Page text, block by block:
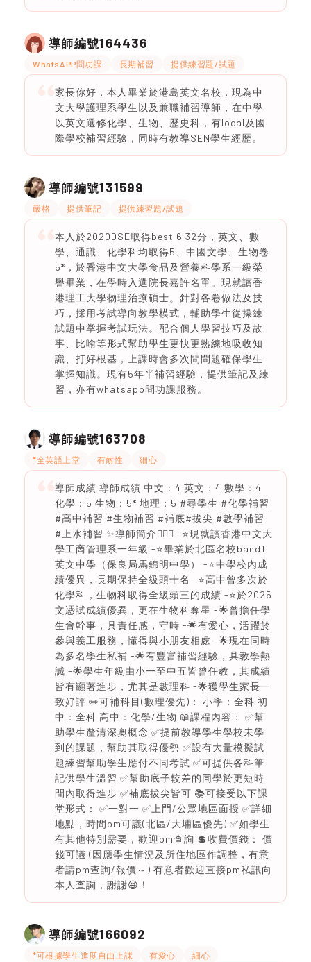
導師編號164436
WhatsAPP問功課 長期補習 提供練習題/試題
家長你好，本人畢業於港島英文名校，現為中
文大學護理系學生以及兼職補習導師，在中學
以英文選修化學、生物、歷史科，有local及國
際學校補習經驗，同時有教導SEN學生經歷。
導師編號131599
嚴格 提供筆記 提供練習題/試題
本人於2020DSE取得best 6 32分，英文、數
學、通識、化學科均取得5、中國文學、生物卷
5*，於香港中文大學食品及營養科學系一級榮
譽畢業，在學時入選院長嘉許名單。現就讀香
港理工大學物理治療碩士。針對各卷做法及技
巧，採用考試導向教學模式，輔助學生從操練
試題中掌握考試玩法。配合個人學習技巧及故
事、比喻等形式幫助學生更快更熟練地吸收知
識、打好根基，上課時會多次問問題確保學生
掌握知識。現有5年半補習經驗，提供筆記及練
習，亦有whatsapp問功課服務。
導師編號163708
*全英語上堂 有耐性 細心
導師成績 導師成績 中文：4 英文：4 數學：4
化學：5 生物：5* 地理：5 #尋學生 #化學補習
#高中補習 #生物補習 #補底#拔尖 #數學補習
#上水補習 ✨導師簡介🙋🏻‍♂️ -⭐現就讀香港中文大
學工啇管理系一年級 -⭐畢業於北區名校band1
英文中學（保良局馬錦明中學） -⭐中學校內成
績優異，長期保持全級頭十名 -⭐高中曾多次於
化學科，生物科取得全級頭三的成績 -⭐於2025
文憑試成績優異，更在生物科奪星 -🌟曾擔任學
生會幹事，具責任感，守時 -🌟有愛心，活躍於
參與義工服務，懂得與小朋友相處 -🌟現在同時
為多名學生私補 -🌟有豐富補習經驗，具教學熱
誠 -🌟學生年級由小一至中五皆曾任教，其成績
皆有顯著進步，尤其是數理科 -🌟獲學生家長一
致好評 ✏️可補科目(數理優先)： 小學：全科 初
中：全科 高中：化學/生物 📖課程內容： ✅幫
助學生釐清深奧概念 ✅提前教導學生學校未學
到的課題，幫助其取得優勢 ✅設有大量模擬試
題練習幫助學生應付不同考試 ✅可提供各科筆
記供學生溫習 ✅幫助底子較差的同學於更短時
間內取得進步 ✅補底拔尖皆可 📚可接受以下課
堂形式： ✅一對一 ✅上門/公眾地區面授 ✅詳細
地點，時間pm可議(北區/大埔區優先) ✅如學生
有其他特別需要，歡迎pm查詢 💲收費價錢： 價
錢可議 (因應學生情況及所住地區作調整，有意
者請pm查詢/報價～) 有意者歡迎直接pm私訊向
本人查詢，謝謝😆！
導師編號166092
*可根據學生進度自由上課 有愛心 細心